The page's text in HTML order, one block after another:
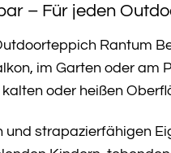
– Für jeden
Rantum
im Garten oder am
oder heißen
und strapazierfähigen